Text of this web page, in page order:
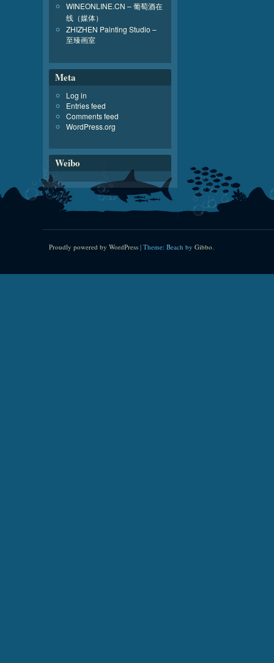
WINEONLINE.CN – 葡萄酒在
线（媒体）
ZHIZHEN Painting Studio –
至臻画室
Meta
Log in
Entries feed
Comments feed
WordPress.org
Weibo
Proudly powered by WordPress | Theme: Beach by Gibbo.